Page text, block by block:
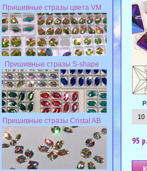
95 р.
Пришивные стразы цвета VM
Пришивные стразы S-shape
Пришивные стразы Cristal AB